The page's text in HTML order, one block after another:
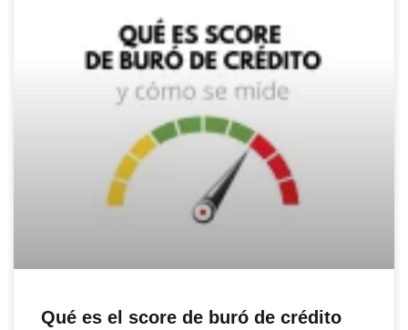
Qué es el score de buró de crédito